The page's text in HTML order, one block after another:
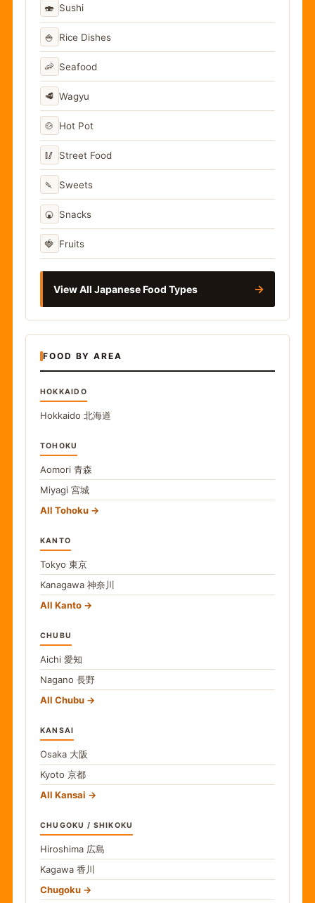
🍣 Sushi
🍚 Rice Dishes
🦐 Seafood
🥩 Wagyu
🍲 Hot Pot
🥢 Street Food
🍡 Sweets
🍘 Snacks
🍓 Fruits
View All Japanese Food Types →
FOOD BY AREA
HOKKAIDO
Hokkaido 北海道
TOHOKU
Aomori 青森
Miyagi 宮城
All Tohoku
KANTO
Tokyo 東京
Kanagawa 神奈川
All Kanto
CHUBU
Aichi 愛知
Nagano 長野
All Chubu
KANSAI
Osaka 大阪
Kyoto 京都
All Kansai
CHUGOKU / SHIKOKU
Hiroshima 広島
Kagawa 香川
Chugoku